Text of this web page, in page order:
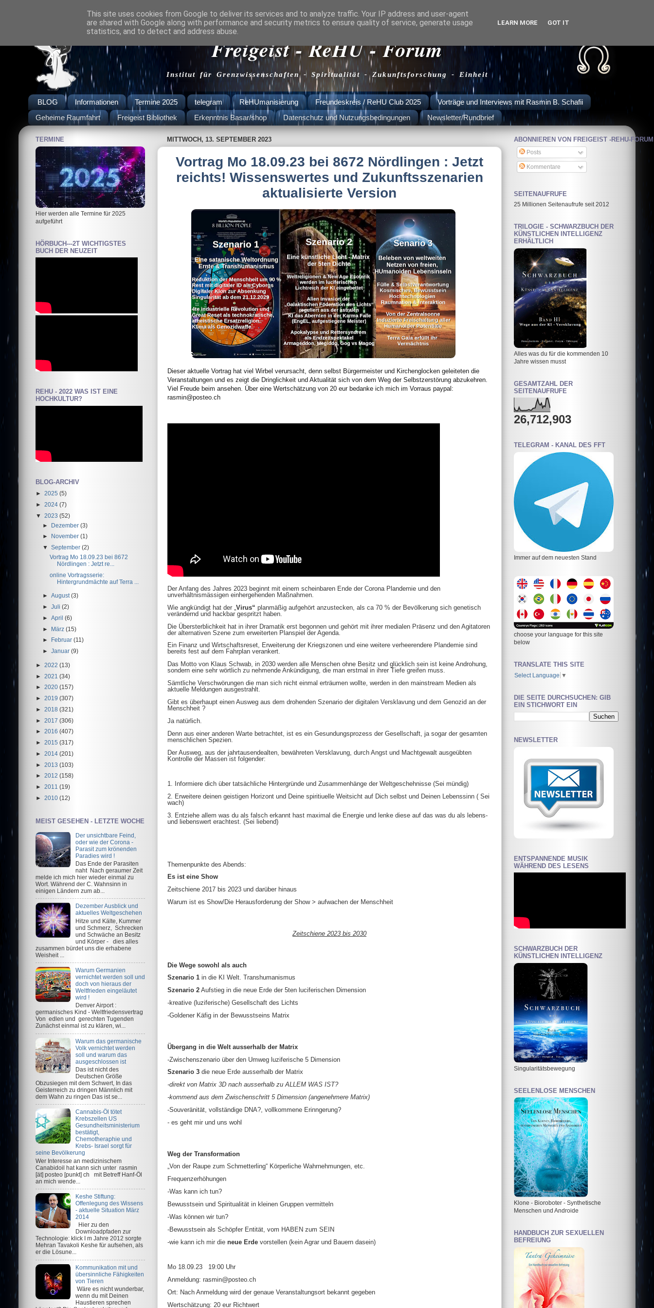
Freigeist - ReHU - Forum
Institut für Grenzwissenschaften - Spiritualität - Zukunftsforschung - Einheit
BLOG Informationen Termine 2025 telegram ReHUmanisierung Freundeskreis / ReHU Club 2025
Vorträge und Interviews mit Rasmin B. Schafii
Geheime Raumfahrt
Freigeist Bibliothek Erkenntnis Basar/shop Datenschutz und Nutzungsbedingungen Newsletter/Rundbrief
MITTWOCH, 13. SEPTEMBER 2023
Vortrag Mo 18.09.23 bei 8672 Nördlingen : Jetzt
reichts! Wissenswertes und Zukunftsszenarien
aktualisierte Version
Dieser aktuelle Vortrag hat viel Wirbel verursacht, denn selbst Bürgermeister und Kirchenglocken geleiteten die
Veranstaltungen und es zeigt die Dringlichkeit und Aktualität sich von dem Weg der Selbstzerstörung abzukehren.
Viel Freude beim ansehen. Über eine Wertschätzung von 20 eur bedanke ich mich im Vorraus paypal:
rasmin@posteo.ch
Der Anfang des Jahres 2023 beginnt mit einem scheinbaren Ende der Corona Plandemie und den
unverhältnismässigen einhergehenden Maßnahmen.
Wie angkündigt hat der „ Virus“ planmäßig aufgehört anzustecken, als ca 70 % der Bevölkerung sich genetisch
verändernd und hackbar gespritzt haben.
Die Übersterblichkeit hat in ihrer Dramatik erst begonnen und gehört mit ihrer medialen Präsenz und den Agitatoren
der alternativen Szene zum erweiterten Planspiel der Agenda.
Ein Finanz und Wirtschaftsreset, Erweiterung der Kriegszonen und eine weitere verheerendere Plandemie sind
bereits fest auf dem Fahrplan verankert.
Das Motto von Klaus Schwab, in 2030 werden alle Menschen ohne Besitz und glücklich sein ist keine Androhung,
sondern eine sehr wörtlich zu nehmende Ankündigung, die man erstmal in ihrer Tiefe greifen muss.
Sämtliche Verschwörungen die man sich nicht einmal erträumen wollte, werden in den mainstream Medien als
aktuelle Meldungen ausgestrahlt.
Gibt es überhaupt einen Ausweg aus dem drohenden Szenario der digitalen Versklavung und dem Genozid an der
Menschheit ?
Ja natürlich.
Denn aus einer anderen Warte betrachtet, ist es ein Gesundungsprozess der Gesellschaft, ja sogar der gesamten
menschlichen Spezien.
Der Ausweg, aus der jahrtausendealten, bewähreten Versklavung, durch Angst und Machtgewalt ausgeübten
Kontrolle der Massen ist folgender:
1. Informiere dich über tatsächliche Hintergründe und Zusammenhänge der Weltgeschehnisse (Sei mündig)
2. Erweitere deinen geistigen Horizont und Deine spiritiuelle Weitsicht auf Dich selbst und Deinen Lebenssinn ( Sei
wach)
3. Entziehe allem was du als falsch erkannt hast maximal die Energie und lenke diese auf das was du als lebens-
und liebenswert erachtest. (Sei liebend)
Themenpunkte des Abends:
Es ist eine Show
Zeitschiene 2017 bis 2023 und darüber hinaus
Warum ist es Show/Die Herausforderung der Show > aufwachen der Menschheit
Zeitschiene 2023 bis 2030
Die Wege sowohl als auch
Szenario 1 in die KI Welt. Transhumanismus
Szenario 2 Aufstieg in die neue Erde der 5ten luciferischen Dimension
-kreative (luziferische) Gesellschaft des Lichts
-Goldener Käfig in der Bewusstseins Matrix
Übergang in die Welt ausserhalb der Matrix
-Zwischenszenario über den Umweg luziferische 5 Dimension
Szenario 3 die neue Erde ausserhalb der Matrix
-direkt von Matrix 3D nach ausserhalb zu ALLEM WAS IST?
-kommend aus dem Zwischenschritt 5 Dimension (angenehmere Matrix)
-Souveränität, vollständige DNA?, vollkommene Erinngerung?
- es geht mir und uns wohl
Weg der Transformation
„Von der Raupe zum Schmetterling“ Körperliche Wahrnehmungen, etc.
Frequenzerhöhungen
-Was kann ich tun?
Bewusstsein und Spiritualität in kleinen Gruppen vermitteln
-Was können wir tun?
-Bewusstsein als Schöpfer Entität, vom HABEN zum SEIN
-wie kann ich mir die neue Erde vorstellen (kein Agrar und Bauern dasein)
Mo 18.09.23 19:00 Uhr
Anmeldung: rasmin@posteo.ch
Ort: Nach Anmeldung wird der genaue Veranstaltungsort bekannt gegeben
Wertschätzung: 20 eur Richtwert
TERMINE
Hier werden alle Termine für 2025
aufgeführt
HÖRBUCH---2T WICHTIGSTES
BUCH DER NEUZEIT
REHU - 2022 WAS IST EINE
HOCHKULTUR?
BLOG-ARCHIV
► 2025 (5)
► 2024 (7)
▼ 2023 (52)
► Dezember(3)
►
November(1)
▼September(2)
Vortrag Mo 18.09.23 bei 8672
Nördlingen : Jetzt re...
online Vortragsserie:
Hintergrundmächte auf Terra ...
►August(3)
►Juli(2)
►April(6)
► März(15)
►
Februar(11)
►Januar(9)
► 2022 (13)
► 2021 (34)
► 2020 (157)
► 2019 (307)
► 2018 (321)
► 2017 (306)
► 2016 (407)
► 2015 (317)
► 2014 (201)
► 2013 (103)
► 2012 (158)
► 2011 (19)
► 2010 (12)
MEIST GESEHEN - LETZTE WOCHE
Der unsichtbare Feind,
oder wie der Corona -
Parasit zum krönenden
Paradies wird !
Das Ende der Parasiten
naht Nach geraumer Zeit
melde ich mich hier wieder einmal zu
Wort. Während der C. Wahnsinn in
einigen Ländern zum ab...
Dezember Ausblick und
aktuelles Weltgeschehen
Hitze und Kälte, Kummer
und Schmerz, Schrecken
und Schwäche an Besitz
und Körper - dies alles
zusammen bürdet uns die erhabene
Weisheit ...
Warum Germanien
vernichtet werden soll und
doch von hieraus der
Weltfrieden eingeläutet
wird !
Denver Airport :
germanisches Kind - Weltfriedensvertrag
Von edlen und gerechten Tugenden
Zunächst einmal ist zu klären, wi...
Warum das germanische
Volk vernichtet werden
soll und warum das
ausgeschlossen ist
Das ist nicht des
Deutschen Größe
Obzusiegen mit dem Schwert, In das
Geisterreich zu dringen Männlich mit
dem Wahn zu ringen Das ist se...
Cannabis-Öl tötet
Krebszellen US
Gesundheitsministerium
bestätigt,
Chemotheraphie und
Krebs- Israel sorgt für
seine Bevölkerung
Wer Interesse an medizinischem
Canabidoil hat kann sich unter rasmin
[ät] posteo [punkt] ch mit Betreff Hanf-Öl
an mich wende...
Keshe Stiftung:
Offenlegung des Wissens
- aktuelle Situation März
2014
Hier zu den
Downloadpfaden zur
Technologie: klick I m Jahre 2012 sorgte
Mehran Tavakoli Keshe für aufsehen, als
er die Lösune...
Kommunikation mit und
übersinnliche Fähigkeiten
von Tieren
Wäre es nicht wunderbar,
wenn du mit Deinen
Haustieren sprechen
ABONNIEREN VON FREIGEIST -REHU-FORUM
Posts
Kommentare
SEITENAUFRUFE
25 Millionen Seitenaufrufe seit 2012
TRILOGIE - SCHWARZBUCH DER
KÜNSTLICHEN INTELLIGENZ
ERHÄLTLICH
Alles was du für die kommenden 10
Jahre wissen musst
GESAMTZAHL DER
SEITENAUFRUFE
26,712,903
TELEGRAM - KANAL DES FFT
Immer auf dem neuesten Stand
choose your language for this site
below
TRANSLATE THIS SITE
Select Language ▼
DIE SEITE DURCHSUCHEN: GIB
EIN STICHWORT EIN
NEWSLETTER
ENTSPANNENDE MUSIK
WÄHREND DES LESENS
SCHWARZBUCH DER
KÜNSTLICHEN INTELLIGENZ
Singularitätsbewegung
SEELENLOSE MENSCHEN
Klone - Bioroboter - Synthetische
Menschen und Androide
HANDBUCH ZUR SEXUELLEN
BEFREIUNG
This site uses cookies from Google to deliver its services and to analyze traffic. Your IP address and user-agent
are shared with Google along with performance and security metrics to ensure quality of service, generate usage
statistics, and to detect and address abuse.
LEARN MORE GOT IT